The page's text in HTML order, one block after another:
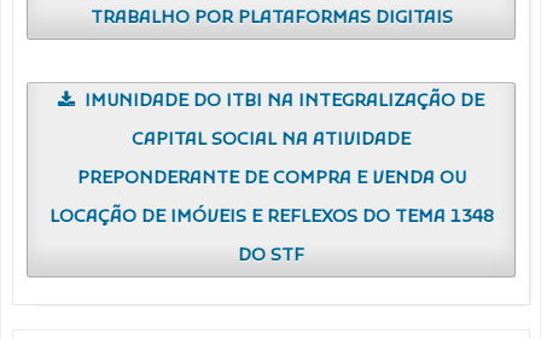
TRABALHO POR PLATAFORMAS DIGITAIS
IMUNIDADE DO ITBI NA INTEGRALIZAÇÃO DE
CAPITAL SOCIAL NA ATIVIDADE
PREPONDERANTE DE COMPRA E VENDA OU
LOCAÇÃO DE IMÓVEIS E REFLEXOS DO TEMA 1348
DO STF